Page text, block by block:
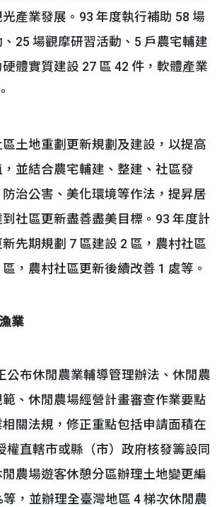
產業發展。93 年度執行補助 58 場
25 場觀摩研習活動、5 戶農宅輔建
體實質建設 27 區 42 件，軟體產業
地重劃更新規劃及建設，以提高
並結合農宅輔建、整建、社區發
治公害、美化環境等作法，提昇居
社區更新盡善盡美目標。93 年度計
先期規劃 7 區建設 2 區，農村社區
，農村社區更新後續改善 1 處等。
業
布休閒農業輔導管理辦法、休閒農
、休閒農場經營計畫審查作業要點
關法規，修正重點包括申請面積在
權直轄市或縣（市）政府核發籌設同
農場遊客休憩分區辦理土地變更編
等，並辦理全臺灣地區 4 梯次休閒農